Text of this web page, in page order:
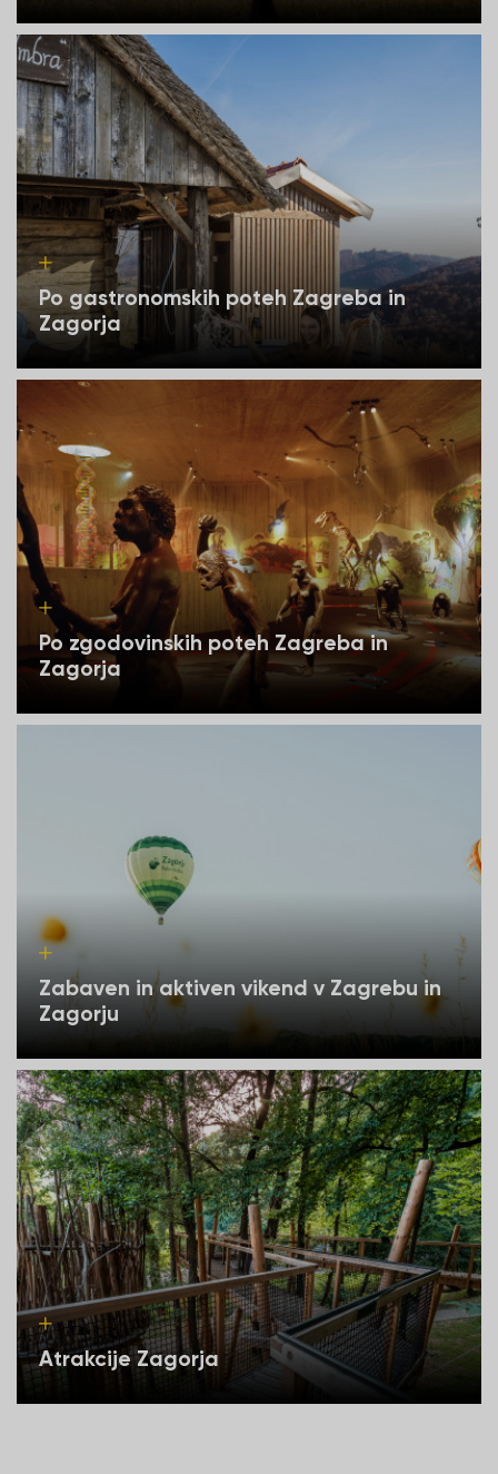
Po gastronomskih poteh Zagreba in
Zagorja
Po zgodovinskih poteh Zagreba in
Zagorja
Zabaven in aktiven vikend v Zagrebu in
Zagorju
Atrakcije Zagorja